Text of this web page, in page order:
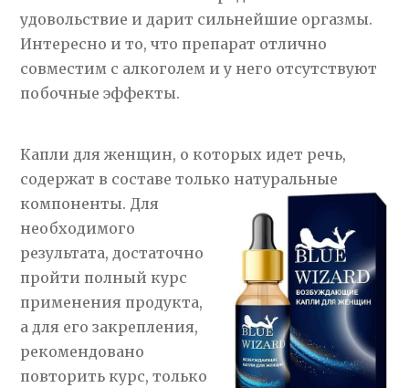
удовольствие и дарит сильнейшие оргазмы.
Интересно и то, что препарат отлично
совместим с алкоголем и у него отсутствуют
побочные эффекты.
Капли для женщин, о которых идет речь,
содержат в составе только натуральные
компоненты. Для
необходимого
результата, достаточно
пройти полный курс
применения продукта,
а для его закрепления,
рекомендовано
повторить курс, только